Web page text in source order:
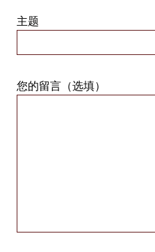
主题
您的留言（选填）